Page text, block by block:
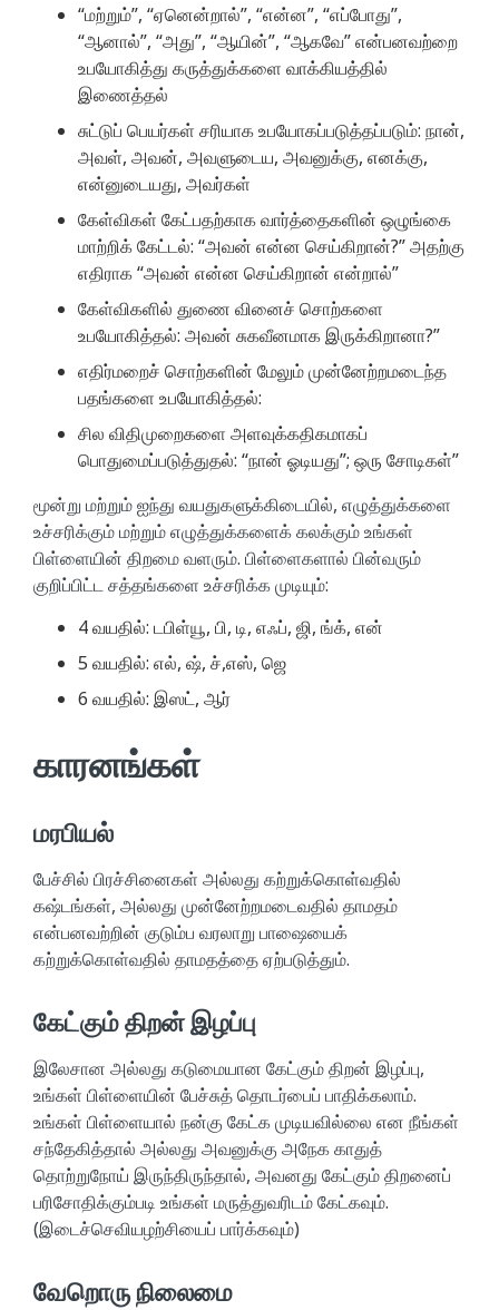
“மற்றும்”, “ஏனென்றால்”, “என்ன”, “எப்போது”,
“ஆனால்”, “அது”, “ஆயின்”, “ஆகவே” என்பனவற்றை
உபயோகித்து கருத்துக்களை வாக்கியத்தில்
இணைத்தல்
சுட்டுப் பெயர்கள் சரியாக உபயோகப்படுத்தப்படும்: நான்,
அவள், அவன், அவளுடைய, அவனுக்கு, எனக்கு,
என்னுடையது, அவர்கள்
கேள்விகள் கேட்பதற்காக வார்த்தைகளின் ஒழுங்கை
மாற்றிக் கேட்டல்: “அவன் என்ன செய்கிறான்?” அதற்கு
எதிராக “அவன் என்ன செய்கிறான் என்றால்”
கேள்விகளில் துணை வினைச் சொற்களை
உபயோகித்தல்: அவன் சுகவீனமாக இருக்கிறானா?”
எதிர்மறைச் சொற்களின் மேலும் முன்னேற்றமடைந்த
பதங்களை உபயோகித்தல்:
சில விதிமுறைகளை அளவுக்கதிகமாகப்
பொதுமைப்படுத்துதல்: “நான் ஓடியது”; ஒரு சோடிகள்”
மூன்று மற்றும் ஐந்து வயதுகளுக்கிடையில், எழுத்துக்களை
உச்சரிக்கும் மற்றும் எழுத்துக்களைக் கலக்கும் உங்கள்
பிள்ளையின் திறமை வளரும். பிள்ளைகளால் பின்வரும்
குறிப்பிட்ட சத்தங்களை உச்சரிக்க முடியும்:
4 வயதில்: டபிள்யூ, பி, டி, எஃப், ஜி, ங்க், என்
5 வயதில்: எல், ஷ், ச்,எஸ், ஜெ
6 வயதில்: இஸட், ஆர்
காரனங்கள்
மரபியல்
பேச்சில் பிரச்சினைகள் அல்லது கற்றுக்கொள்வதில்
கஷ்டங்கள், அல்லது முன்னேற்றமடைவதில் தாமதம்
என்பனவற்றின் குடும்ப வரலாறு பாஷையைக்
கற்றுக்கொள்வதில் தாமதத்தை ஏற்படுத்தும்.
கேட்கும் திறன் இழப்பு
இலேசான அல்லது கடுமையான கேட்கும் திறன் இழப்பு,
உங்கள் பிள்ளையின் பேச்சுத் தொடர்பைப் பாதிக்கலாம்.
உங்கள் பிள்ளையால் நன்கு கேட்க முடியவில்லை என நீங்கள்
சந்தேகித்தால் அல்லது அவனுக்கு அநேக காதுத்
தொற்றுநோய் இருந்திருந்தால், அவனது கேட்கும் திறனைப்
பரிசோதிக்கும்படி உங்கள் மருத்துவரிடம் கேட்கவும்.
(இடைச்செவியழற்சியைப் பார்க்கவும்)
வேறொரு நிலைமை